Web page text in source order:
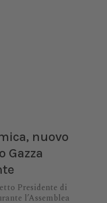
nuovo
Gazza
Presidente di
l’Assemblea